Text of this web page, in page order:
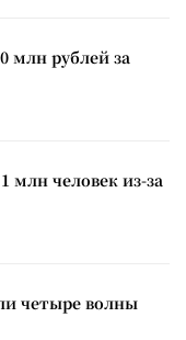
млн рублей за
млн человек из-за
четыре волны